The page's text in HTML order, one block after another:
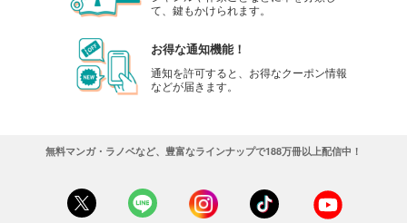
て、鍵もかけられます。
お得な通知機能！
通知を許可すると、お得なクーポン情報
などが届きます。
無料マンガ・ラノベなど、豊富なラインナップで188万冊以上配信中！